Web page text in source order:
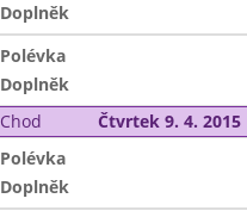
Doplněk
Polévka
Doplněk
Chod Čtvrtek 9. 4. 2015
Polévka
Doplněk